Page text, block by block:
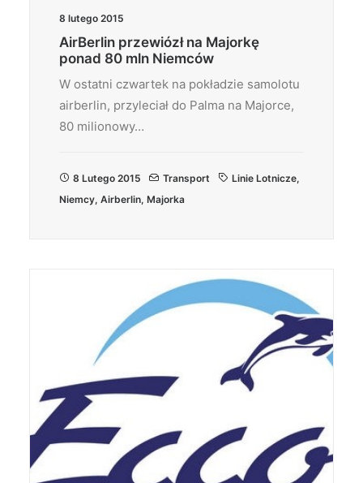
8 lutego 2015
AirBerlin przewiózł na Majorkę
ponad 80 mln Niemców
W ostatni czwartek na pokładzie samolotu
airberlin, przyleciał do Palma na Majorce,
80 milionowy…
8 Lutego 2015 Transport Linie Lotnicze,
Niemcy, Airberlin, Majorka